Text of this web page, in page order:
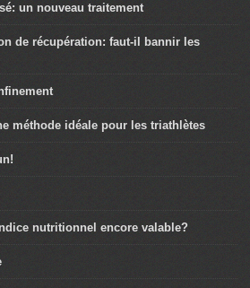
un nouveau traitement
de récupération: faut-il bannir les
méthode idéale pour les triathlètes
nutritionnel encore valable?